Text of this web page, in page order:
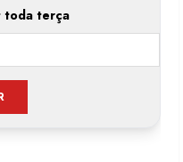
toda terça